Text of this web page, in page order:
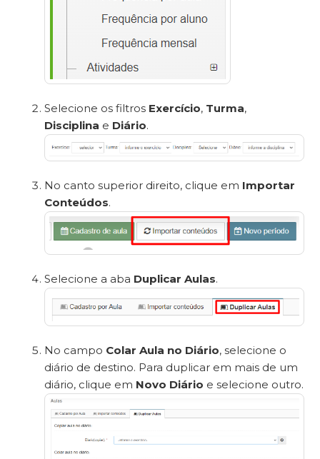
Selecione os filtros Exercício, Turma,
Disciplina e Diário.
No canto superior direito, clique em Importar
Conteúdos.
Selecione a aba Duplicar Aulas.
No campo Colar Aula no Diário, selecione o
diário de destino. Para duplicar em mais de um
diário, clique em Novo Diário e selecione outro.